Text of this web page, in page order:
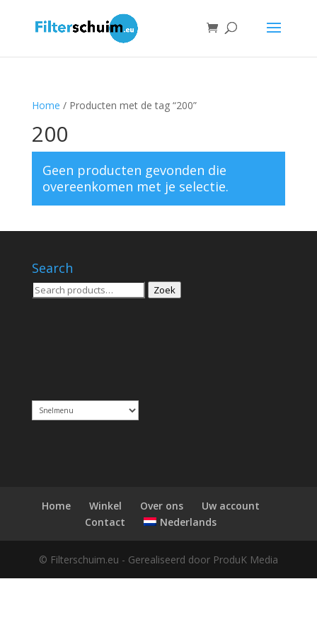
Home / Producten met de tag “200”
200
Geen producten gevonden die
overeenkomen met je selectie.
Search
Zoeken
Zoek
Home Winkel Over ons
Uw account
Contact
Nederlands
© Filterschuim.eu - Gerealiseerd door ProduK Media